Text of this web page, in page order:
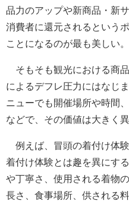
品力のアップや新商品・新
消費者に還元されるという
ことになるのが最も美しい。
そもそも観光における商
によるデフレ圧力にはなじ
ニューでも開催場所や時間
などで、その価値は大きく
例えば、冒頭の着付け体
着付け体験とは趣を異にす
や丁寧さ、使用される着物
長さ、食事場所、供される